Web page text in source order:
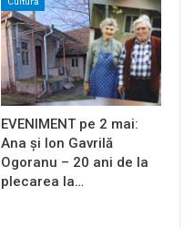
EVENIMENT pe 2 mai:
Ana și Ion Gavrilă
Ogoranu – 20 ani de la
plecarea la…